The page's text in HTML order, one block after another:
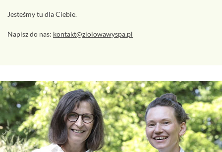
Jesteśmy tu dla Ciebie.
Napisz do nas: kontakt@ziolowawyspa.pl